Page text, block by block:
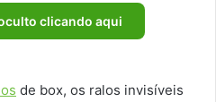
clicando aqui
de box, os ralos invisíveis